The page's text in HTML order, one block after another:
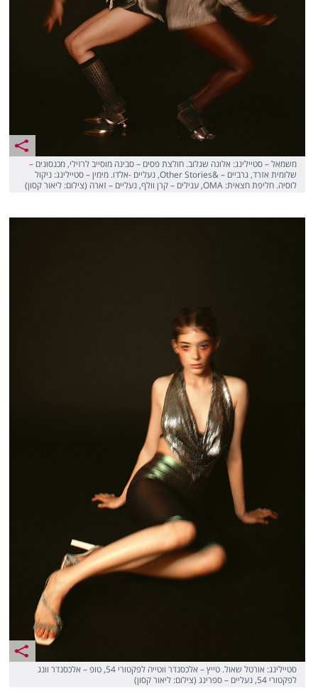
משמאל – סטיילינג: אלונה שגלוב. חולצת פסים – סבינה מוסייב לרזילי, מכנסונים –
שלומית אזרד, גרביים – &Other Stories, נעליים -אלדו. מימין – סטיילינג: ניקול
לוסיה. חליפת חצאית: OMA, עגילים – קרן וולף, נעליים – זארה (צילום: ליאור קסון)
סטיילינג: אורטל שאול. טייץ – אלכסנדר ווטייה לפקטורי 54, טופ – אלכסנדר וונג
לפקטורי 54, נעליים – ספרינג (צילום: ליאור קסון)